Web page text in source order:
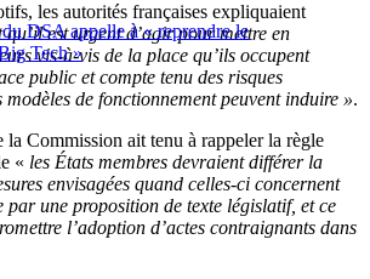
DSA appelle à « reprendre le
Tech »
les autorités françaises expliquaient
qu’il est urgent d’agir pour mettre en
vis-à-vis de la place qu’ils occupent
public et compte tenu des risques
modèles de fonctionnement peuvent induire ».
Commission ait tenu à rappeler la règle
« les États membres devraient différer la
envisagées quand celles-ci concernent
par une proposition de texte législatif, et ce
l’adoption d’actes contraignants dans